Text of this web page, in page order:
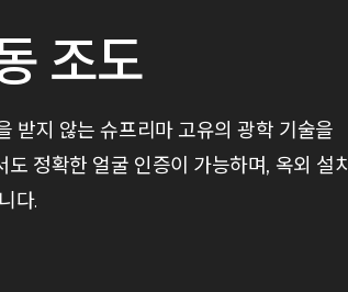
조도
지 않는 슈프리마 고유의 광학 기술을
정확한 얼굴 인증이 가능하며, 옥외 설치
다.